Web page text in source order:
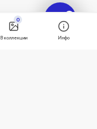
В коллекции
0
Инфо